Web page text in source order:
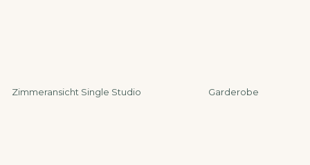
Zimmeransicht Single Studio Garderobe